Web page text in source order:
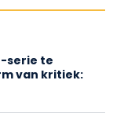
serie te
van kritiek: